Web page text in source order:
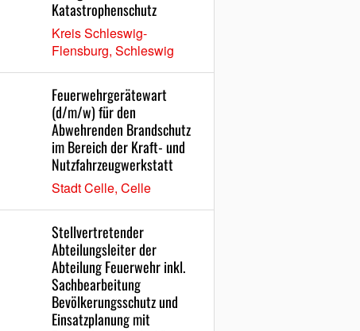
Katastrophenschutz
Kreis Schleswig-
Flensburg, Schleswig
Feuerwehrgerätewart
(d/m/w) für den
Abwehrenden Brandschutz
im Bereich der Kraft- und
Nutzfahrzeugwerkstatt
Stadt Celle, Celle
Stellvertretender
Abteilungsleiter der
Abteilung Feuerwehr inkl.
Sachbearbeitung
Bevölkerungsschutz und
Einsatzplanung mit